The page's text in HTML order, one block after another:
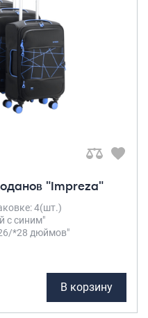
"Impreza"
4(шт.)
с синим"
*28 дюймов"
В корзину